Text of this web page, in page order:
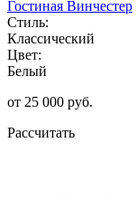
Гостиная Винчестер
Стиль:
Классический
Цвет:
Белый
от 25 000 руб.
Рассчитать